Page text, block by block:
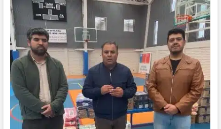
el
primer
pisco
chileno
en
obtener
una
estrella
Great
Taste